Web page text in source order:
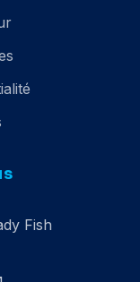
Fish